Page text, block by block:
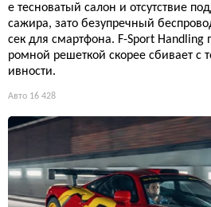
е тесноватый салон и отсутствие
сажира, зато безупречный
сек для смартфона. F-Sport Handling
ромной решеткой скорее сбивает с
ивности.
Авто 16 428